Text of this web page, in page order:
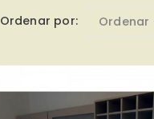
Ordenar por Ordenar